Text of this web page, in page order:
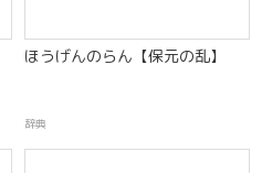
ほうげんのらん【保元の乱】
辞典